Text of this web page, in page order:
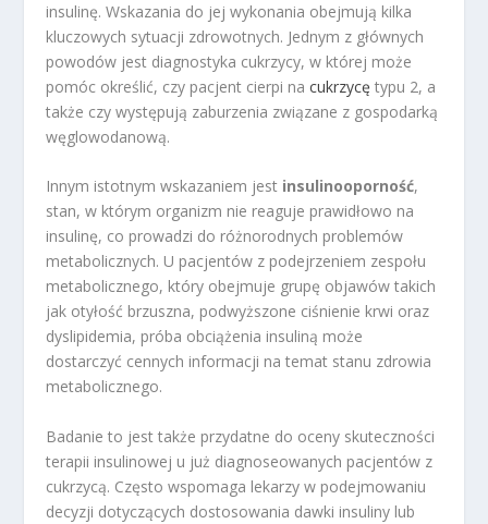
insulinę. Wskazania do jej wykonania obejmują kilka
kluczowych sytuacji zdrowotnych. Jednym z głównych
powodów jest diagnostyka cukrzycy, w której może
pomóc określić, czy pacjent cierpi nacukrzycę typu 2, a
także czy występują zaburzenia związane z gospodarką
węglowodanową.
Innym istotnym wskazaniem jest insulinooporność,
stan, w którym organizm nie reaguje prawidłowo na
insulinę, co prowadzi do różnorodnych problemów
metabolicznych. U pacjentów z podejrzeniem zespołu
metabolicznego, który obejmuje grupę objawów takich
jak otyłość brzuszna, podwyższone ciśnienie krwi oraz
dyslipidemia, próba obciążenia insuliną może
dostarczyć cennych informacji na temat stanu zdrowia
metabolicznego.
Badanie to jest także przydatne do oceny skuteczności
terapii insulinowej u już diagnoseowanych pacjentów z
cukrzycą. Często wspomaga lekarzy w podejmowaniu
decyzji dotyczących dostosowania dawki insuliny lub